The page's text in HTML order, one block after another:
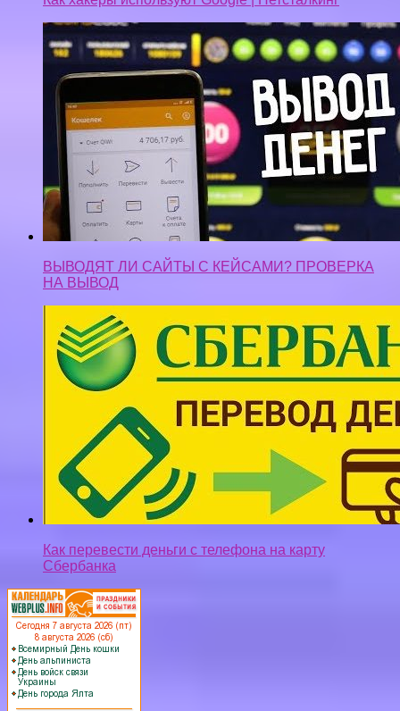
ВЫВОДЯТ ЛИ САЙТЫ С КЕЙСАМИ? ПРОВЕРКА
НА ВЫВОД
Как перевести деньги с телефона на карту
Сбербанка